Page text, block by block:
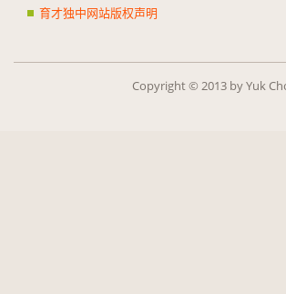
育才独中网站版权声明
Copy­right © 2013 by Yuk